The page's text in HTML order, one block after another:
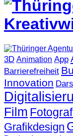
3D Animation App
Barrierefreiheit
Innovation
Film
Grafikdesign